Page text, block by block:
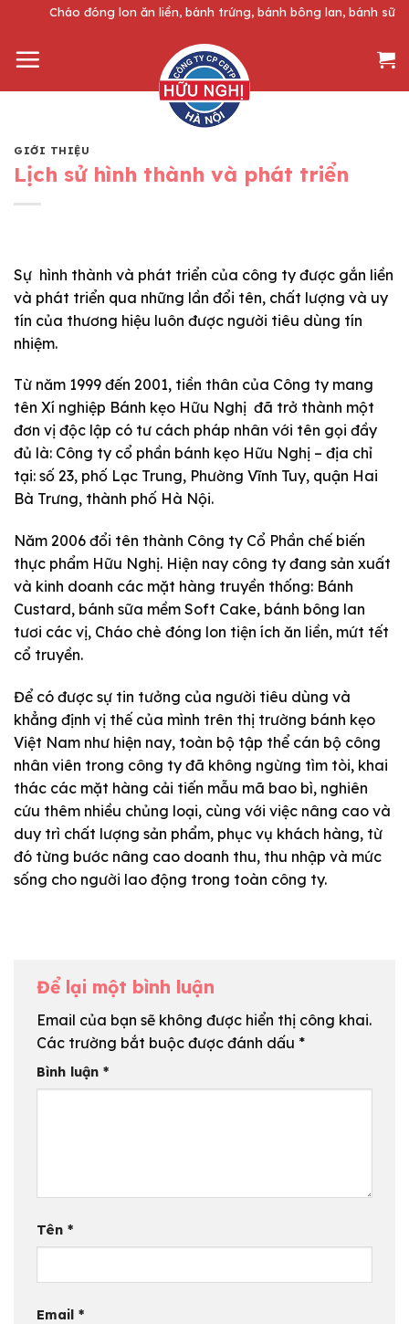
content
Cháo đóng lon ăn liền, bánh trứng, bánh bông lan, bánh sữa
GIỚI THIỆU
Lịch sử hình thành và phát triển
Sự hình thành và phát triển của công ty được gắn liền
và phát triển qua những lần đổi tên, chất lượng và uy
tín của thương hiệu luôn được người tiêu dùng tín
nhiệm.
Từ năm 1999 đến 2001, tiền thân của Công ty mang
tên Xí nghiệp Bánh kẹo Hữu Nghị đã trở thành một
đơn vị độc lập có tư cách pháp nhân với tên gọi đầy
đủ là: Công ty cổ phần bánh kẹo Hữu Nghị – địa chỉ
tại: số 23, phố Lạc Trung, Phường Vĩnh Tuy, quận Hai
Bà Trưng, thành phố Hà Nội.
Năm 2006 đổi tên thành Công ty Cổ Phần chế biến
thực phẩm Hữu Nghị. Hiện nay công ty đang sản xuất
và kinh doanh các mặt hàng truyền thống: Bánh
Custard, bánh sữa mềm Soft Cake, bánh bông lan
tươi các vị, Cháo chè đóng lon tiện ích ăn liền, mứt tết
cổ truyền.
Để có được sự tin tưởng của người tiêu dùng và
khẳng định vị thế của mình trên thị trường bánh kẹo
Việt Nam như hiện nay, toàn bộ tập thể cán bộ công
nhân viên trong công ty đã không ngừng tìm tòi, khai
thác các mặt hàng cải tiến mẫu mã bao bì, nghiên
cứu thêm nhiều chủng loại, cùng với việc nâng cao và
duy trì chất lượng sản phẩm, phục vụ khách hàng, từ
đó từng bước nâng cao doanh thu, thu nhập và mức
sống cho người lao động trong toàn công ty.
Để lại một bình luận
Email của bạn sẽ không được hiển thị công khai.
Các trường bắt buộc được đánh dấu *
Bình luận *
Tên *
Email *